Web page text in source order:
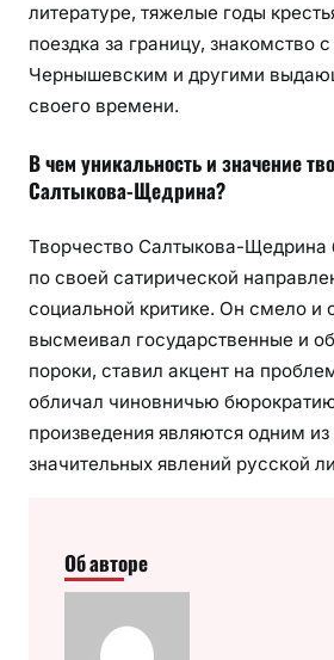
литературе, тяжелые годы
поездка за границу, знакомство
Чернышевским и другими
своего времени.
В чем уникальность и значение
Салтыкова-Щедрина?
Творчество Салтыкова-
по своей сатирической
социальной критике. Он смело и
высмеивал государственные и
пороки, ставил акцент на
обличал чиновничью
произведения являются одним
значительных явлений русской
Об авторе